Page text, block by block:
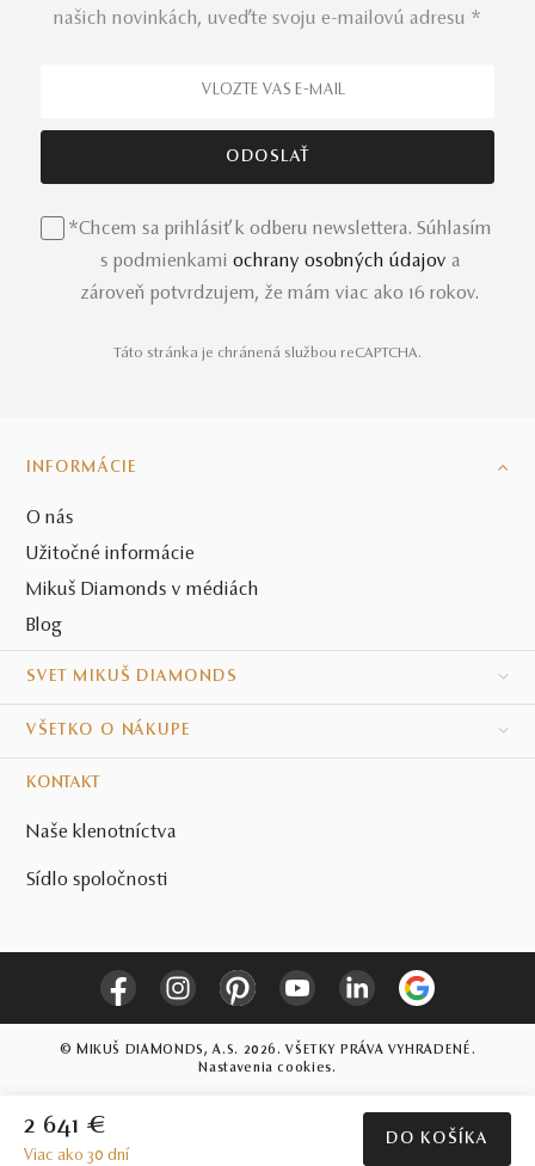
2 641 €
Viac ako 30 dní
DO KOŠÍKA
našich novinkách, uveďte svoju e-mailovú adresu *
*Chcem sa prihlásiť k odberu newslettera. Súhlasím
s podmienkami ochrany osobných údajov a
zároveň potvrdzujem, že mám viac ako 16 rokov.
Táto stránka je chránená službou reCAPTCHA.
INFORMÁCIE
O nás
Užitočné informácie
Mikuš Diamonds v médiách
Blog
SVET MIKUŠ DIAMONDS
VŠETKO O NÁKUPE
KONTAKT
Naše klenotníctva
Sídlo spoločnosti
© MIKUŠ DIAMONDS, A.S. 2026. VŠETKY PRÁVA VYHRADENÉ.
Nastavenia cookies.